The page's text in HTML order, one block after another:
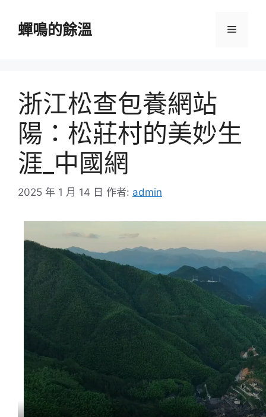
蟬鳴的餘溫 選
浙江松查包養網站
陽：松莊村的美妙生
涯_中國網
2025 年 1 月 14 日 作者: admin